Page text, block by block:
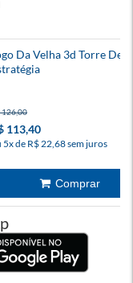
Da Velha 3d Torre De
126,00
113,40
5x de R$ 22,68 sem juros